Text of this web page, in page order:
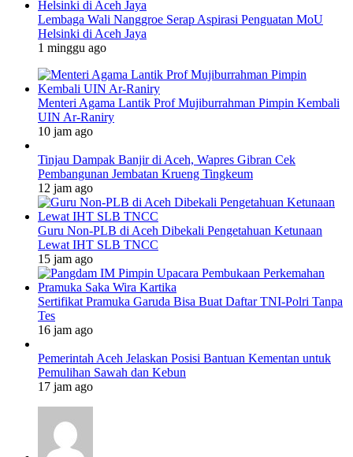
Lembaga Wali Nanggroe Serap Aspirasi Penguatan MoU
Helsinki di Aceh Jaya
1 minggu ago
Menteri Agama Lantik Prof Mujiburrahman Pimpin Kembali
UIN Ar-Raniry
10 jam ago
Tinjau Dampak Banjir di Aceh, Wapres Gibran Cek
Pembangunan Jembatan Krueng Tingkeum
12 jam ago
Guru Non-PLB di Aceh Dibekali Pengetahuan Ketunaan
Lewat IHT SLB TNCC
15 jam ago
Sertifikat Pramuka Garuda Bisa Buat Daftar TNI-Polri Tanpa
Tes
16 jam ago
Pemerintah Aceh Jelaskan Posisi Bantuan Kementan untuk
Pemulihan Sawah dan Kebun
17 jam ago